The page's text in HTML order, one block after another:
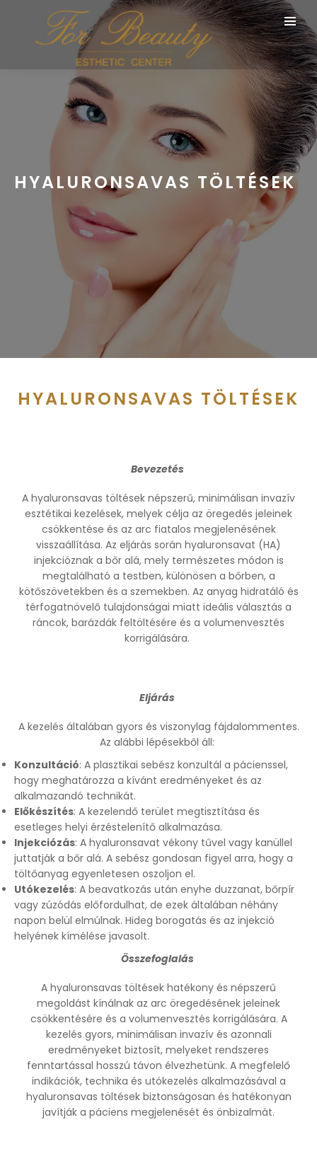
HYALURONSAVAS TÖLTÉSEK
HYALURONSAVAS TÖLTÉSEK
Bevezetés
A hyaluronsavas töltések népszerű, minimálisan invazív
esztétikai kezelések, melyek célja az öregedés jeleinek
csökkentése és az arc fiatalos megjelenésének
visszaállítása. Az eljárás során hyaluronsavat (HA)
injekcióznak a bőr alá, mely természetes módon is
megtalálható a testben, különösen a bőrben, a
kötőszövetekben és a szemekben. Az anyag hidratáló és
térfogatnövelő tulajdonságai miatt ideális választás a
ráncok, barázdák feltöltésére és a volumenvesztés
korrigálására.
Eljárás
A kezelés általában gyors és viszonylag fájdalommentes.
Az alábbi lépésekből áll:
Konzultáció: A plasztikai sebész konzultál a pácienssel,
hogy meghatározza a kívánt eredményeket és az
alkalmazandó technikát.
Előkészítés: A kezelendő terület megtisztítása és
esetleges helyi érzéstelenítő alkalmazása.
Injekciózás: A hyaluronsavat vékony tűvel vagy kanüllel
juttatják a bőr alá. A sebész gondosan figyel arra, hogy a
töltőanyag egyenletesen oszoljon el.
Utókezelés: A beavatkozás után enyhe duzzanat, bőrpír
vagy zúzódás előfordulhat, de ezek általában néhány
napon belül elmúlnak. Hideg borogatás és az injekció
helyének kímélése javasolt.
Összefoglalás
A hyaluronsavas töltések hatékony és népszerű
megoldást kínálnak az arc öregedésének jeleinek
csökkentésére és a volumenvesztés korrigálására. A
kezelés gyors, minimálisan invazív és azonnali
eredményeket biztosít, melyeket rendszeres
fenntartással hosszú távon élvezhetünk. A megfelelő
indikációk, technika és utókezelés alkalmazásával a
hyaluronsavas töltések biztonságosan és hatékonyan
javítják a páciens megjelenését és önbizalmát.